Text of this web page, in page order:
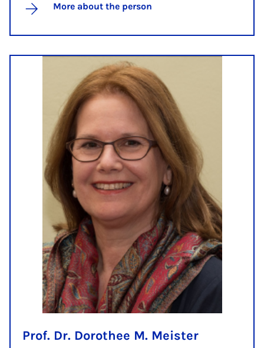
More about the person
Prof. Dr. Dorothee M. Meister